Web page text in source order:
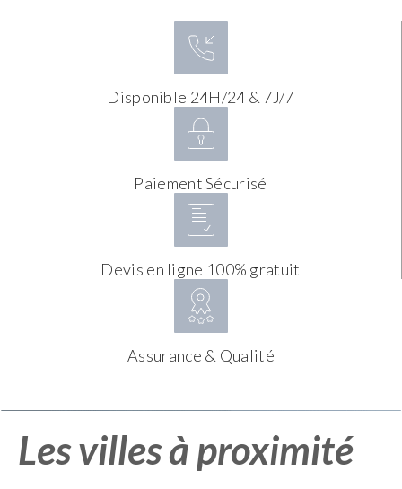
Disponible 24H/24 & 7J/7
Paiement Sécurisé
Devis en ligne 100% gratuit
Assurance & Qualité
Les villes à proximité